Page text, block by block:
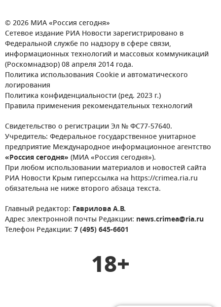
© 2026 МИА «Россия сегодня»
Сетевое издание РИА Новости зарегистрировано в
Федеральной службе по надзору в сфере связи,
информационных технологий и массовых коммуникаций
(Роскомнадзор) 08 апреля 2014 года.
Политика использования Cookie и автоматического
логирования
Политика конфиденциальности (ред. 2023 г.)
Правила применения рекомендательных технологий
Свидетельство о регистрации Эл № ФС77-57640.
Учредитель: Федеральное государственное унитарное
предприятие Международное информационное агентство
«Россия сегодня» (МИА «Россия сегодня»).
При любом использовании материалов и новостей сайта
РИА Новости Крым гиперссылка на https://crimea.ria.ru
обязательна не ниже второго абзаца текста.
Главный редактор: Гаврилова А.В.
Адрес электронной почты Редакции: news.crimea@ria.ru
Телефон Редакции: 7 (495) 645-6601
18+